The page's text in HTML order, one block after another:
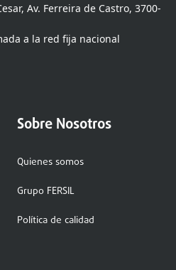
Av. Ferreira de Castro, 3700-
a la red fija nacional
Sobre Nosotros
Quienes somos
Grupo FERSIL
Política de calidad